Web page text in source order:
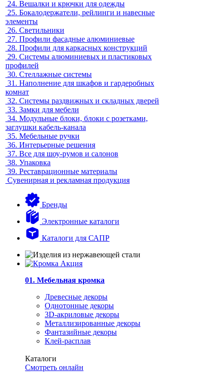
24. Вешалки и крючки для одежды
25. Бокалодержатели, рейлинги и навесные
элементы
26. Светильники
27. Профили фасадные алюминиевые
28. Профили для каркасных конструкций
29. Системы алюминиевых и пластиковых
профилей
30. Стеллажные системы
31. Наполнение для шкафов и гардеробных
комнат
32. Системы раздвижных и складных дверей
33. Замки для мебели
34. Модульные блоки, блоки с розетками,
заглушки кабель-канала
35. Мебельные ручки
36. Интерьерные решения
37. Все для шоу-румов и салонов
38. Упаковка
39. Реставрационные материалы
Сувенирная и рекламная продукция
Бренды
Электронные каталоги
Каталоги для САПР
01. Мебельная кромка
Древесные декоры
Однотонные декоры
3D-акриловые декоры
Металлизированные декоры
Фантазийные декоры
Клей-расплав
Каталоги
Смотреть онлайн